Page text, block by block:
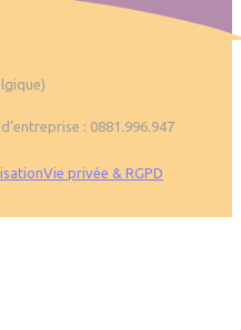
: 0881.996.947
Vie privée & RGPD